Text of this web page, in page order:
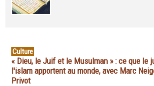
Culture
« Dieu, le Juif et le Musulman » : ce que le
l'islam apportent au monde, avec Marc
Privot